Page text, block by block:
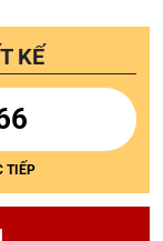
KẾ
TIẾP